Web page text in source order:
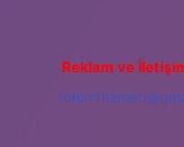
Reklam ve